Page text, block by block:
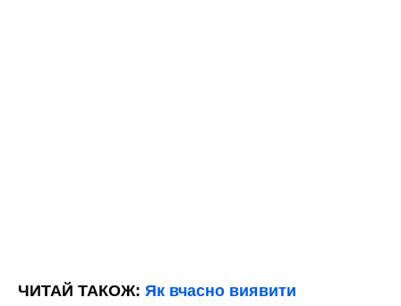
ЧИТАЙ ТАКОЖ: Як вчасно виявити